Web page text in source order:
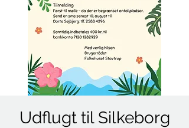
Udflugt til Silkeborg